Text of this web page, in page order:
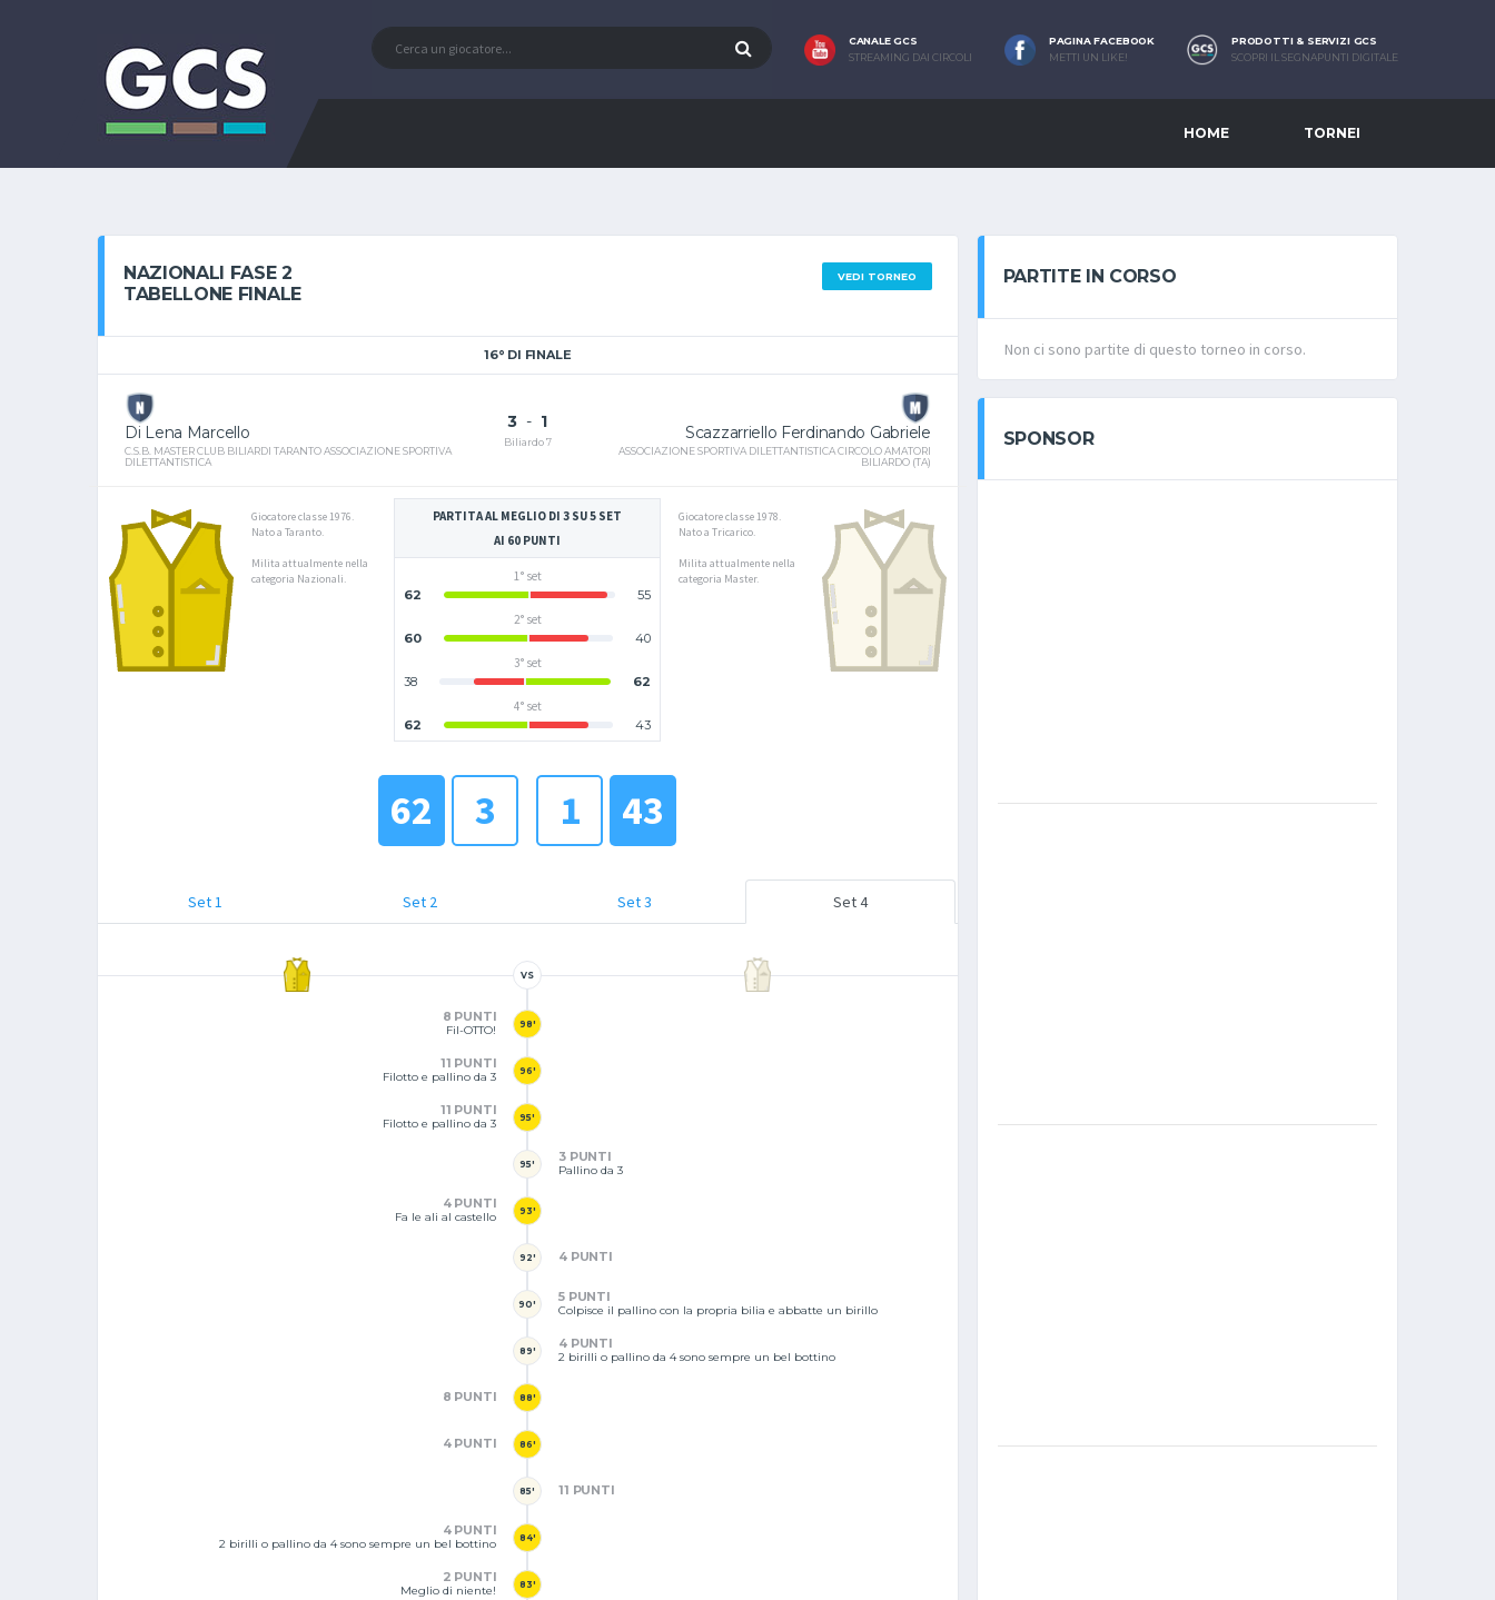
CANALE GCS
STREAMING DAI CIRCOLI
PAGINA FACEBOOK
METTI UN LIKE!
PRODOTTI & SERVIZI GCS
SCOPRI IL SEGNAPUNTI DIGITALE
HOME TORNEI
NAZIONALI FASE 2
TABELLONE FINALE
VEDI TORNEO
16° DI FINALE
Di Lena Marcello
C.S.B. MASTER CLUB BILIARDI TARANTO ASSOCIAZIONE SPORTIVA
DILETTANTISTICA
3 - 1
Biliardo 7 Scazzarriello Ferdinando Gabriele
ASSOCIAZIONE SPORTIVA DILETTANTISTICA CIRCOLO AMATORI
BILIARDO (TA)
PARTITA AL MEGLIO DI 3 SU 5 SET
AI 60 PUNTI
1° set
62
55
2° set
60
40
3° set
38
62
4° set
62
43
Giocatore classe 1976.
Nato a Taranto.
Milita attualmente nella
categoria Nazionali.
Giocatore classe 1978.
Nato a Tricarico.
Milita attualmente nella
categoria Master.
3
62 1 43
Set 1 Set 2 Set 3 Set 4
VS
98'
8 PUNTI
Fil-OTTO!
96'
11 PUNTI
Filotto e pallino da 3
95'
11 PUNTI
Filotto e pallino da 3
95' 3 PUNTI
Pallino da 3
93'
4 PUNTI
Fa le ali al castello
92' 4 PUNTI
90' 5 PUNTI
Colpisce il pallino con la propria bilia e abbatte un birillo
89' 4 PUNTI
2 birilli o pallino da 4 sono sempre un bel bottino
88'
8 PUNTI
86'
4 PUNTI
85' 11 PUNTI
84'
4 PUNTI
2 birilli o pallino da 4 sono sempre un bel bottino
83'
2 PUNTI
Meglio di niente!
PARTITE IN CORSO
Non ci sono partite di questo torneo in corso.
SPONSOR